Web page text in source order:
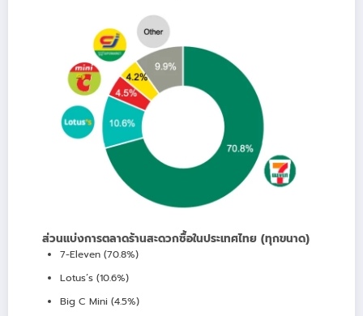
ส่วนแบ่งการตลาดร้านสะดวกซื้อในประเทศไทย (ทุกขนาด)
7-Eleven (70.8%)
Lotus’s (10.6%)
Big C Mini (4.5%)